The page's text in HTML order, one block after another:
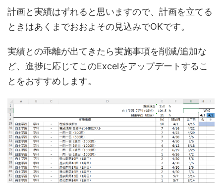
計画と実績はずれると思いますので、計画を立てる
ときはあくまでおおよその見込みでOKです。
実績との乖離が出てきたら実施事項を削減/追加な
ど、進捗に応じてこのExcelをアップデートするこ
とをおすすめします。